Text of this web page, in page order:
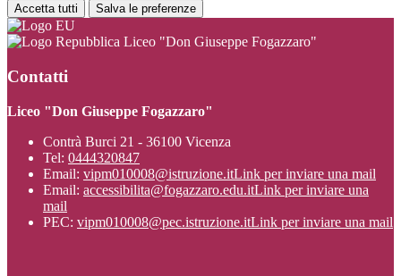
Accetta tutti Salva le preferenze
Liceo "Don Giuseppe Fogazzaro"
Contatti
Liceo "Don Giuseppe Fogazzaro"
Contrà Burci 21 - 36100 Vicenza
Tel: 0444320847
Email: vipm010008@istruzione.itLink per inviare una mail
Email: accessibilita@fogazzaro.edu.itLink per inviare una
mail
PEC: vipm010008@pec.istruzione.itLink per inviare una mail